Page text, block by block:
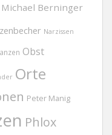
Michael Berninger
Narzissen
Obst
Orte
Peter Manig
Phlox